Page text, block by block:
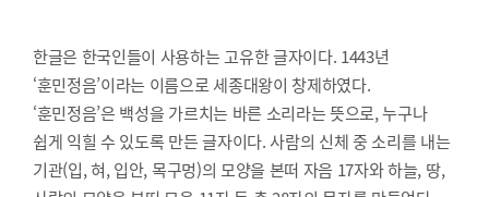
한글은 한국인들이 사용하는 고유한 글자이다. 1443년
‘훈민정음’이라는 이름으로 세종대왕이 창제하였다.
‘훈민정음’은 백성을 가르치는 바른 소리라는 뜻으로, 누구나
쉽게 익힐 수 있도록 만든 글자이다. 사람의 신체 중 소리를 내는
기관(입, 혀, 입안, 목구멍)의 모양을 본떠 자음 17자와 하늘, 땅,